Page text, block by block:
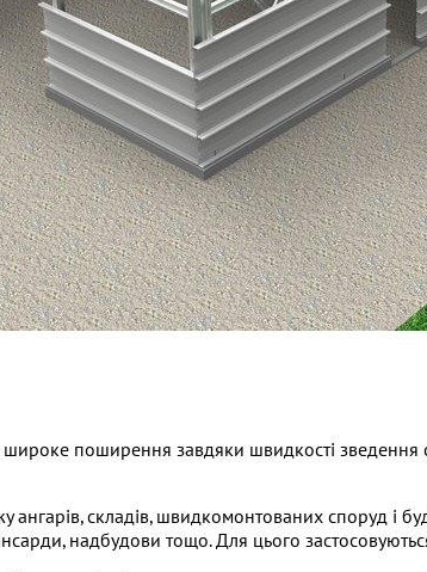
поширення завдяки швидкості зведення
складів, швидкомонтованих споруд і
надбудови тощо. Для цього